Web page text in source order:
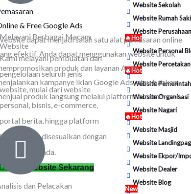
Melayani Berbagai Macam
Website
Kami melayani pembuatan dan
pengelolaan seluruh jenis
website, mulai dari website
personal, bisnis, e-commerce,
portal berita, hingga platform
khusus yang disesuaikan dengan
kebutuhan Anda.
Buat Website Sekarang
Website Sekolah
Website Rumah
Website Perusahaan
🔥Hot
Website Personal
Website Percetakan
🔥Hot
Website Pemerintah
Website Organisasi
Website Nagari
🔥Hot
Website Masjid
Website
Website Ekpor/
Website Dealer
Website Blog
New
& Free Google Ads
dapat menjadi salah satu alat pemasaran online
efektif. Anda dapat menggunakan website untuk
produk dan layanan Anda,
kampanye iklan Google Ads, atau bahkan
produk langsung melalui platform e-commerce.
dan Pelacakan